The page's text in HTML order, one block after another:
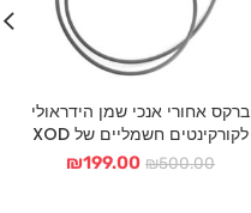
ברקס אחורי אנכי שמן הידראולי
לקורקינטים חשמליים של XOD
₪500.00
המחיר ₪199.00